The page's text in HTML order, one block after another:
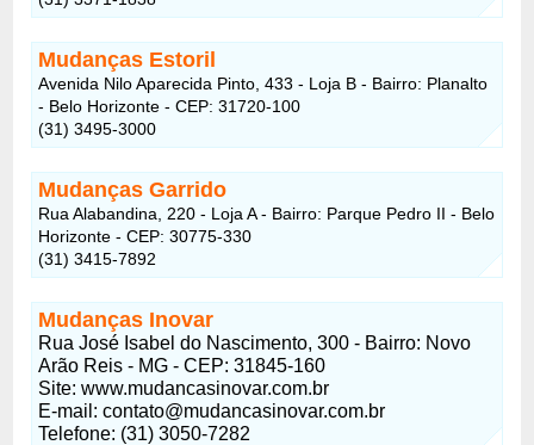
Mudanças Estoril
Avenida Nilo Aparecida Pinto, 433 - Loja B - Bairro: Planalto
- Belo Horizonte - CEP: 31720-100
(31) 3495-3000
Mudanças Garrido
Rua Alabandina, 220 - Loja A - Bairro: Parque Pedro II - Belo
Horizonte - CEP: 30775-330
(31) 3415-7892
Mudanças Inovar
Rua José Isabel do Nascimento, 300 - Bairro: Novo
Arão Reis - MG - CEP: 31845-160
Site: www.mudancasinovar.com.br
E-mail:contato@mudancasinovar.com.br
Telefone: (31) 3050-7282